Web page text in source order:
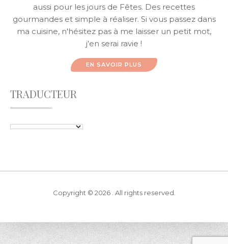
aussi pour les jours de Fêtes. Des recettes
gourmandes et simple à réaliser. Si vous passez dans
ma cuisine, n'hésitez pas à me laisser un petit mot,
j'en serai ravie !
EN SAVOIR PLUS
TRADUCTEUR
Copyright © 2026 . All rights reserved.